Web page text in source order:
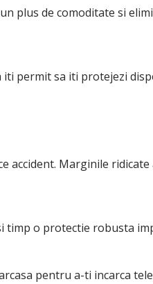
plus de comoditate si
permit sa iti protejezi
Marginile ridicate
timp o protectie robusta
pentru a-ti incarca